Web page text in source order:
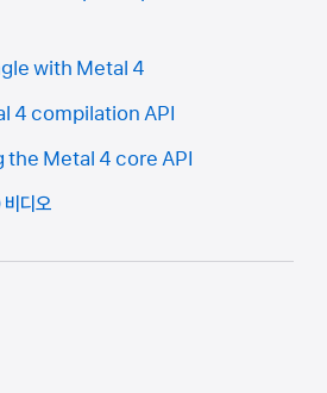
with Metal 4
4 compilation API
Metal 4 core API
디오